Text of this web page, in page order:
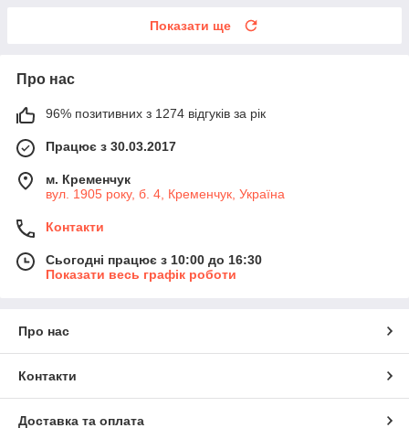
Показати ще
Про нас
96% позитивних з 1274 відгуків за рік
Працює з 30.03.2017
м. Кременчук
вул. 1905 року, б. 4, Кременчук, Україна
Контакти
Сьогодні працює з 10:00 до 16:30
Показати весь графік роботи
Про нас
Контакти
Доставка та оплата